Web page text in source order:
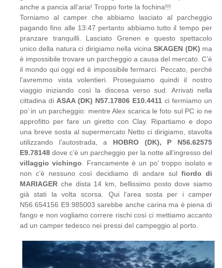
anche a pancia all’aria! Troppo forte la fochina!!!
Torniamo al camper che abbiamo lasciato al parcheggio
pagando fino alle 13:47 pertanto abbiamo tutto il tempo per
pranzare tranquilli. Lasciato Grenen e questo spettacolo
unico della natura ci dirigiamo nella vicinaSKAGEN (DK) ma
è impossibile trovare un parcheggio a causa del mercato. C’è
il mondo qui oggi ed è impossibile fermarci. Peccato, perché
l’avremmo vista volentieri. Proseguiamo quindi il nostro
viaggio iniziando così la discesa verso sud. Arrivati nella
cittadina di ASAA (DK) N57.17806 E10.4411 ci fermiamo un
po’ in un parcheggio: mentre Alex scarica le foto sul PC io ne
approfitto per fare un giretto con Clay. Ripartiamo e dopo
una breve sosta al supermercato Netto ci dirigiamo, stavolta
utilizzando l’autostrada, a HOBRO (DK), P N56.62575
E9.78148 dove c’è un parcheggio per la notte all’ingresso del
villaggio vichingo. Francamente è un po’ troppo isolato e
non c’è nessuno così decidiamo di andare sul fiordo di
MARIAGER che dista 14 km, bellissimo posto dove siamo
già stati la volta scorsa. Qui l’area sosta per i camper
N56.654156 E9.985003 sarebbe anche carina ma è piena di
fango e non vogliamo correre rischi così ci mettiamo accanto
ad un camper tedesco nei pressi del campeggio al porto.